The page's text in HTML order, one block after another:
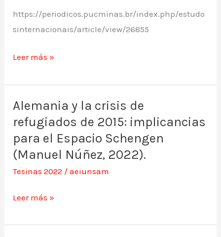
la
República
(2011-
Ott,
2022).
https://periodicos.pucminas.br/index.php/estudo
sinternacionais/article/view/26855
EEUU
10(4),
91-
112.
Leer más »
Alemania y la crisis de
refugiados de 2015: implicancias
para el Espacio Schengen
(Manuel Núñez, 2022).
Tesinas 2022 /aeiunsam
Alemania
y
la
crisis
de
implicancias
Leer más »